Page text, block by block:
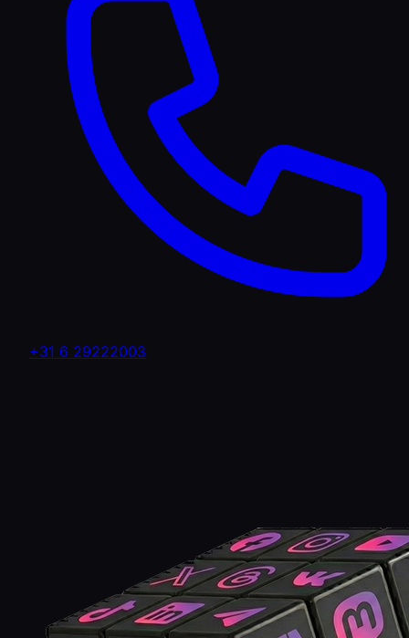
+31 6 29222003